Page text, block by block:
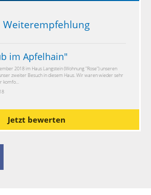
Weiterempfehlung
im Apfelhain"
2018 im Haus Langstein (Wohnung "Rose") unseren
zweiter Besuch in diesem Haus. Wir waren wieder sehr
komfo...
Jetzt bewerten